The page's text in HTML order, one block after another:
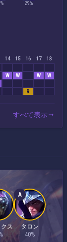
29%
14 15 16 17
18
W W W
W
R
すべて表示
ス
A
タロン
40%